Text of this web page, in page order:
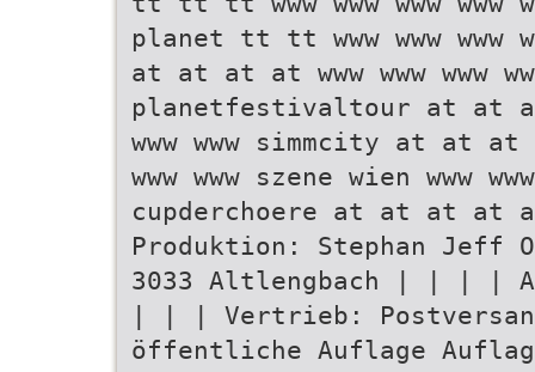
planet tt tt www www www
at at at at www www www
planetfestivaltour at at at
www www simmcity at at at
www www szene wien www
cupderchoere at at at at
Produktion: Stephan Jeff
3033 Altlengbach | | | |
| | | Vertrieb:
öffentliche Auflage